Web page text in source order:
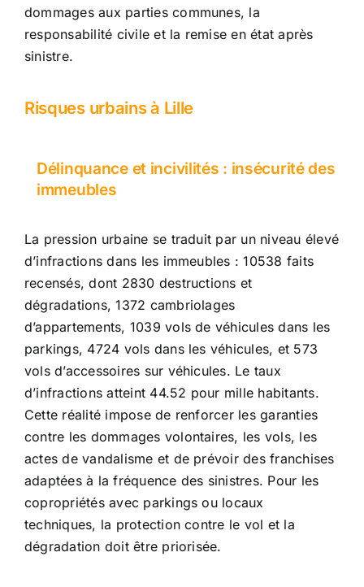
dommages aux parties communes, la
responsabilité civile et la remise en état après
sinistre.
Risques urbains à Lille
Délinquance et incivilités : insécurité des
immeubles
La pression urbaine se traduit par un niveau élevé
d’infractions dans les immeubles : 10538 faits
recensés, dont 2830 destructions et
dégradations, 1372 cambriolages
d’appartements, 1039 vols de véhicules dans les
parkings, 4724 vols dans les véhicules, et 573
vols d’accessoires sur véhicules. Le taux
d’infractions atteint 44.52 pour mille habitants.
Cette réalité impose de renforcer les garanties
contre les dommages volontaires, les vols, les
actes de vandalisme et de prévoir des franchises
adaptées à la fréquence des sinistres. Pour les
copropriétés avec parkings ou locaux
techniques, la protection contre le vol et la
dégradation doit être priorisée.